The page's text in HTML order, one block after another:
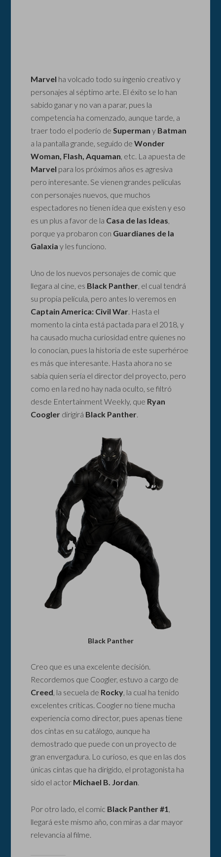
Marvel ha volcado todo su ingenio creativo y
personajes al séptimo arte. El éxito se lo han
sabido ganar y no van a parar, pues la
competencia ha comenzado, aunque tarde, a
traer todo el poderío deSupermany Batman
a la pantalla grande, seguido deWonder
Woman, Flash, Aquaman, etc. La apuesta de
Marvel para los próximos años es agresiva
pero interesante. Se vienen grandes películas
con personajes nuevos, que muchos
espectadores no tienen idea que existen y eso
es un plus a favor de la Casa de las Ideas,
porque ya probaron con Guardianes de la
Galaxia y les funciono.
Uno de los nuevos personajes de comic que
llegara al cine, es Black Panther, el cual tendrá
su propia película, pero antes lo veremos en
Captain America: Civil War. Hasta el
momento la cinta está pactada para el 2018, y
ha causado mucha curiosidad entre quienes no
lo conocían, pues la historia de este superhéroe
es más que interesante. Hasta ahora no se
sabía quien sería el director del proyecto, pero
como en la red no hay nada oculto, se filtró
desde Entertainment Weekly, que Ryan
Coogler dirigirá Black Panther.
Black Panther
Creo que es una excelente decisión.
Recordemos que Coogler, estuvo a cargo de
Creed, la secuela de Rocky, la cual ha tenido
excelentes críticas. Coogler no tiene mucha
experiencia como director, pues apenas tiene
dos cintas en su catálogo, aunque ha
demostrado que puede con un proyecto de
gran envergadura. Lo curioso, es que en las dos
únicas cintas que ha dirigido, el protagonista ha
sido el actor Michael B. Jordan.
Por otro lado, el comic Black Panther #1,
llegará este mismo año, con miras a dar mayor
relevancia al filme.